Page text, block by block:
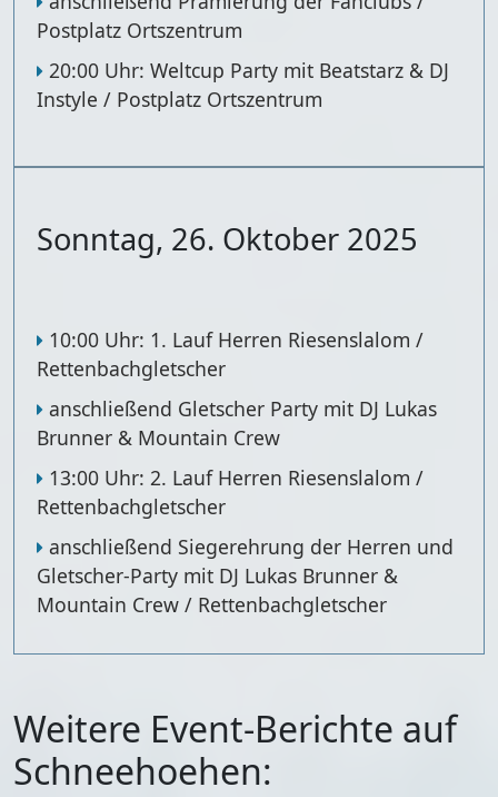
Postplatz Ortszentrum
20:00 Uhr: Weltcup Party mit Beatstarz & DJ
Instyle / Postplatz Ortszentrum
Sonntag, 26. Oktober 2025
10:00 Uhr: 1. Lauf Herren Riesenslalom /
Rettenbachgletscher
anschließend Gletscher Party mit DJ Lukas
Brunner & Mountain Crew
13:00 Uhr: 2. Lauf Herren Riesenslalom /
Rettenbachgletscher
anschließend Siegerehrung der Herren und
Gletscher-Party mit DJ Lukas Brunner &
Mountain Crew / Rettenbachgletscher
Weitere Event-Berichte auf
Schneehoehen: